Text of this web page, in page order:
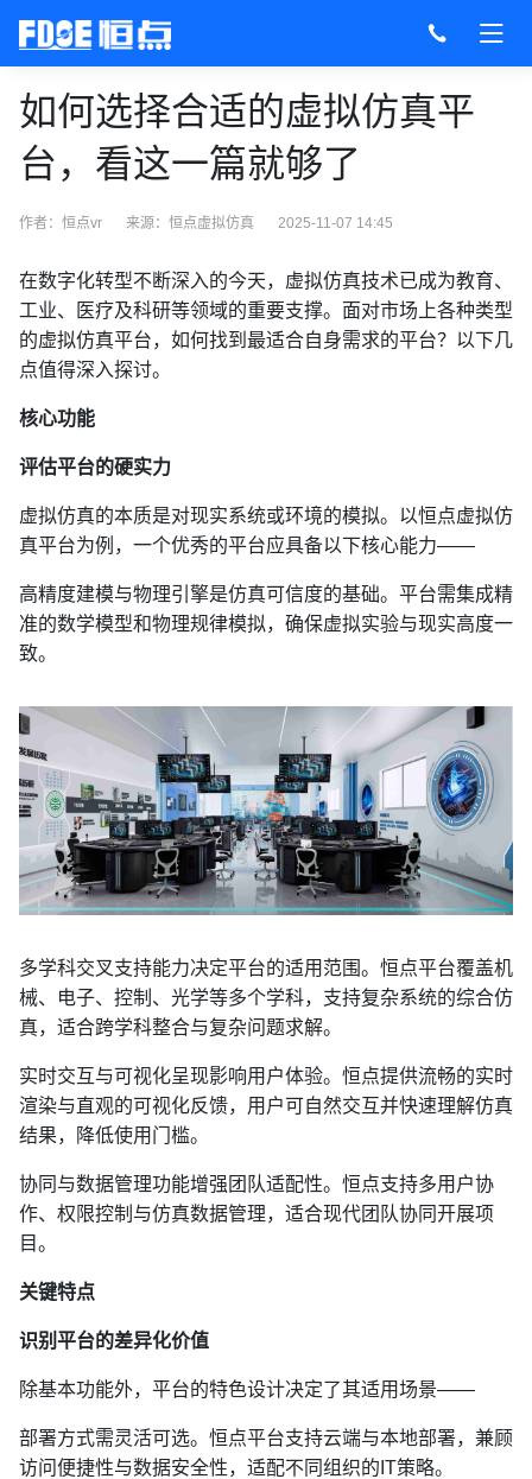
如何选择合适的虚拟仿真平
台，看这一篇就够了
作者：恒点vr 来源： 恒点虚拟仿真 2025-11-07 14:45
在数字化转型不断深入的今天，虚拟仿真技术已成为教育、
工业、医疗及科研等领域的重要支撑。面对市场上各种类型
的虚拟仿真平台，如何找到最适合自身需求的平台？以下几
点值得深入探讨。
核心功能
评估平台的硬实力
虚拟仿真的本质是对现实系统或环境的模拟。以恒点虚拟仿
真平台为例，一个优秀的平台应具备以下核心能力——
高精度建模与物理引擎是仿真可信度的基础。平台需集成精
准的数学模型和物理规律模拟，确保虚拟实验与现实高度一
致。
多学科交叉支持能力决定平台的适用范围。恒点平台覆盖机
械、电子、控制、光学等多个学科，支持复杂系统的综合仿
真，适合跨学科整合与复杂问题求解。
实时交互与可视化呈现影响用户体验。恒点提供流畅的实时
渲染与直观的可视化反馈，用户可自然交互并快速理解仿真
结果，降低使用门槛。
协同与数据管理功能增强团队适配性。恒点支持多用户协
作、权限控制与仿真数据管理，适合现代团队协同开展项
目。
关键特点
识别平台的差异化价值
除基本功能外，平台的特色设计决定了其适用场景——
部署方式需灵活可选。恒点平台支持云端与本地部署，兼顾
访问便捷性与数据安全性，适配不同组织的 IT策略。